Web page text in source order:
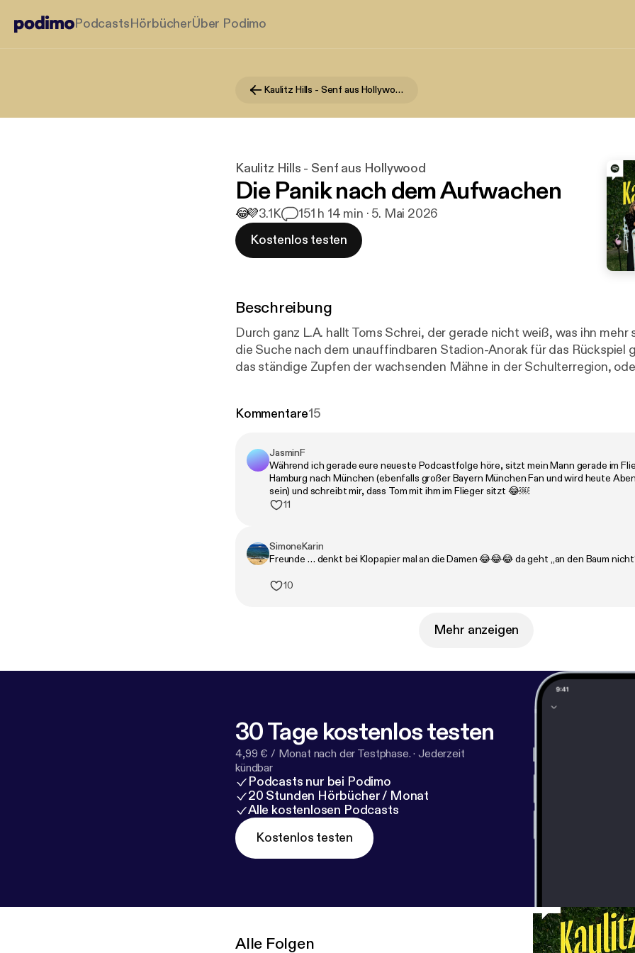
PodcastsHörbücherÜber Podimo
Kaulitz Hills - Senf aus Hollywood
Kaulitz Hills - Senf aus Hollywood
Die Panik nach dem Aufwachen
😂💜3.1K 151 h 14 min · 5. Mai 2026
Kostenlos testen
Beschreibung
Durch ganz L.A. hallt Toms Schrei, der gerade nicht weiß, was ihn mehr
die Suche nach dem unauffindbaren Stadion-Anorak für das Rückspiel
das ständige Zupfen der wachsenden Mähne in der Schulterregion,
ignoriert, und Braus für Freundin Sarah, deren Anwesenheit dem
Over entlockte. Zum Glück hat Daniel schon für Drinks gesorgt. Cheers,
Alle weiteren Infos rund um den Podcast, Updates und Werbepartner
tps://www.instagram.com/kaulitzhills.podcast/[https://
s.podcast/
Kommentare15
JasminF
Während ich gerade eure neueste Podcastfolge höre, sitzt mein Mann gerade im
Hamburg nach München (ebenfalls großer Bayern München Fan und wird heute
sein) und schreibt mir, dass Tom mit ihm im Flieger sitzt 😂￼
11
SimoneKarin
Freunde … denkt bei Klopapier mal an die Damen 😂😂😂 da geht „an den Baum
10
Mehr anzeigen
30 Tage kostenlos testen
4,99 € / Monat nach der Testphase. · Jederzeit
kündbar
Podcasts nur bei Podimo
20 Stunden Hörbücher / Monat
Alle kostenlosen Podcasts
Kostenlos testen
Alle Folgen